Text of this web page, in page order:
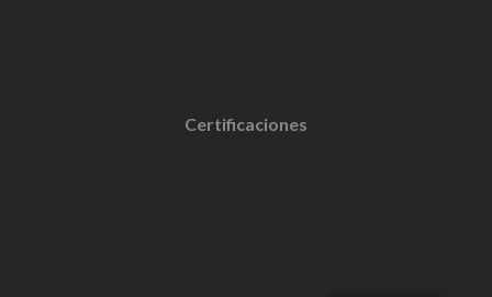
Certificaciones